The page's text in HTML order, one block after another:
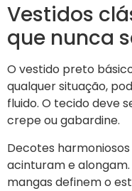
Vestidos
que nunca
O vestido preto
qualquer situação,
fluido. O tecido deve
crepe ou gabardine.
Decotes
acinturam e
mangas definem o